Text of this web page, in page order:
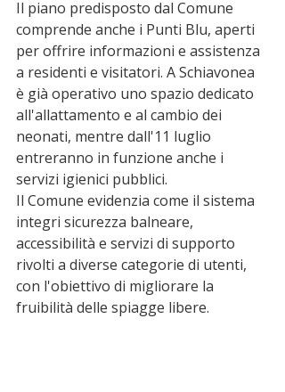
Il piano predisposto dal Comune
comprende anche i Punti Blu, aperti
per offrire informazioni e assistenza
a residenti e visitatori. A Schiavonea
è già operativo uno spazio dedicato
all'allattamento e al cambio dei
neonati, mentre dall'11 luglio
entreranno in funzione anche i
servizi igienici pubblici.
Il Comune evidenzia come il sistema
integri sicurezza balneare,
accessibilità e servizi di supporto
rivolti a diverse categorie di utenti,
con l'obiettivo di migliorare la
fruibilità delle spiagge libere.